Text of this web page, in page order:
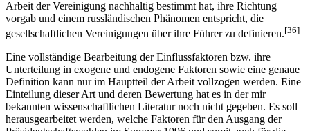
Arbeit der Vereinigung nachhaltig bestimmt hat, ihre Richtung
vorgab und einem russländischen Phänomen entspricht, die
gesellschaftlichen Vereinigungen über ihre Führer zu definieren.[36]
Eine vollständige Bearbeitung der Einflussfaktoren bzw. ihre
Unterteilung in exogene und endogene Faktoren sowie eine genaue
Definition kann nur im Hauptteil der Arbeit vollzogen werden. Eine
Einteilung dieser Art und deren Bewertung hat es in der mir
bekannten wissenschaftlichen Literatur noch nicht gegeben. Es soll
herausgearbeitet werden, welche Faktoren für den Ausgang der